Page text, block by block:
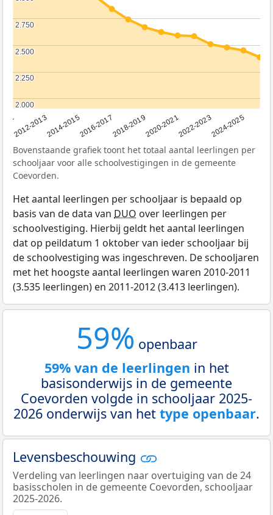
2012-20132014-20152016-20172018-20192020-20212022-20232024-2025
2.000
2.000
2.250
2.250
2.500
2.500
2.750
2.750
Bovenstaande grafiek toont het totaal aantal leerlingen per
schooljaar voor alle schoolvestigingen in de gemeente
Coevorden.
Het aantal leerlingen per schooljaar is bepaald op
basis van de data van DUO over leerlingen per
schoolvestiging. Hierbij geldt het aantal leerlingen
dat op peildatum 1 oktober van ieder schooljaar bij
de schoolvestiging was ingeschreven. De schooljaren
met het hoogste aantal leerlingen waren 2010-2011
(3.535 leerlingen) en 2011-2012 (3.413 leerlingen).
59% openbaar
59% van de leerlingen in het
basisonderwijs in de gemeente
Coevorden volgde in schooljaar 2025-
2026 onderwijs van het type openbaar.
Levensbeschouwing
Verdeling van leerlingen naar overtuiging van de 24
basisscholen in de gemeente Coevorden, schooljaar
2025-2026.